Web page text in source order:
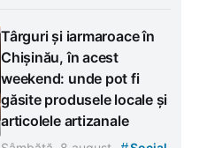
Târguri și iarmaroace în
Chișinău, în acest
weekend: unde pot fi
găsite produsele locale și
articolele artizanale